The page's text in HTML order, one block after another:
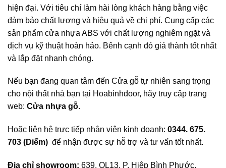
hiện đại. Với tiêu chí làm hài lòng khách hàng bằng việc
đảm bảo chất lượng và hiệu quả về chi phí. Cung cấp các
sản phẩm cửa nhựa ABS với chất lượng nghiêm ngặt và
dịch vụ kỹ thuật hoàn hảo. Bênh cạnh đó giá thành tốt nhất
và lắp đặt nhanh chóng.
Nếu bạn đang quan tâm đến Cửa gỗ tự nhiên sang trọng
cho nội thất nhà bạn tại Hoabinhdoor, hãy truy cập trang
web: Cửa nhựa gỗ.
Hoặc liên hệ trực tiếp nhân viên kinh doanh: 0344. 675.
703 (Diểm) để nhận được sự hỗ trợ và tư vấn tốt nhất.
Địa chỉ showroom: 639, QL13, P. Hiệp Bình Phước,